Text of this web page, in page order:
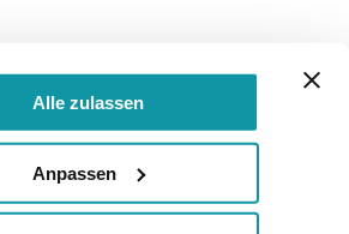
Alle zulassen
Anpassen